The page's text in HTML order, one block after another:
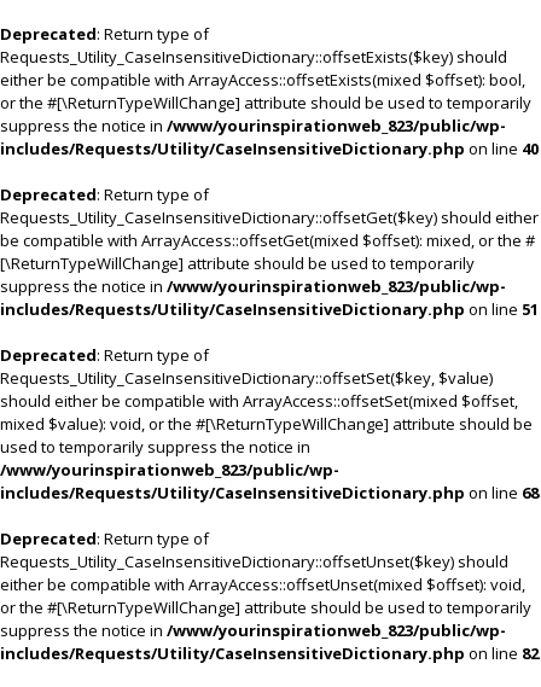
Deprecated: Return type of
Requests_Utility_CaseInsensitiveDictionary::offsetExists($key) should
either be compatible with ArrayAccess::offsetExists(mixed $offset): bool,
or the #[\ReturnTypeWillChange] attribute should be used to temporarily
suppress the notice in /www/yourinspirationweb_823/public/wp-
includes/Requests/Utility/CaseInsensitiveDictionary.php on line 40
Deprecated: Return type of
Requests_Utility_CaseInsensitiveDictionary::offsetGet($key) should either
be compatible with ArrayAccess::offsetGet(mixed $offset): mixed, or the #
[\ReturnTypeWillChange] attribute should be used to temporarily
suppress the notice in /www/yourinspirationweb_823/public/wp-
includes/Requests/Utility/CaseInsensitiveDictionary.php on line 51
Deprecated: Return type of
Requests_Utility_CaseInsensitiveDictionary::offsetSet($key, $value)
should either be compatible with ArrayAccess::offsetSet(mixed $offset,
mixed $value): void, or the #[\ReturnTypeWillChange] attribute should be
used to temporarily suppress the notice in
/www/yourinspirationweb_823/public/wp-
includes/Requests/Utility/CaseInsensitiveDictionary.php on line 68
Deprecated: Return type of
Requests_Utility_CaseInsensitiveDictionary::offsetUnset($key) should
either be compatible with ArrayAccess::offsetUnset(mixed $offset): void,
or the #[\ReturnTypeWillChange] attribute should be used to temporarily
suppress the notice in /www/yourinspirationweb_823/public/wp-
includes/Requests/Utility/CaseInsensitiveDictionary.php on line 82